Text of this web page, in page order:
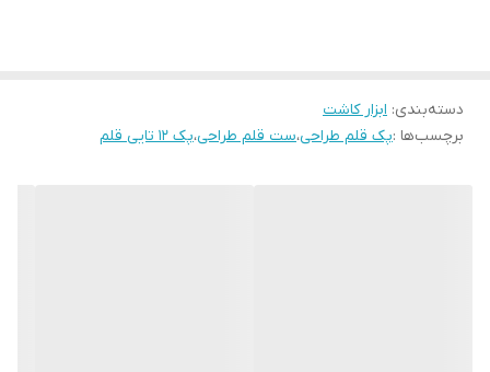
دسته‌بندی: ابزار کاشت
برچسب‌ها :پک قلم طراحی،ست قلم طراحی،پک 12 تایی قلم